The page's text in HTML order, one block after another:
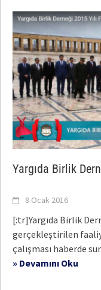
Yargıda Birlik
8 Ocak 2016
[:tr]Yargıda Birlik
gerçekleştirilen
çalışması haberde
» Devamını Oku